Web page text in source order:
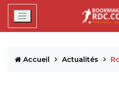
Accueil Actualités